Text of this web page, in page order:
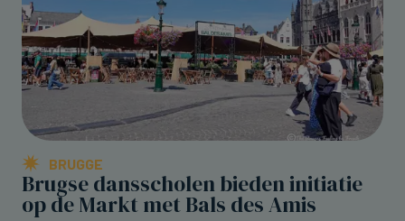
BRUGGE
Brugse dansscholen bieden initiatie
op de Markt met Bals des Amis